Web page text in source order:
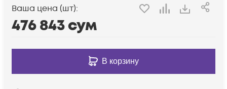
Ваша цена (шт):
476 843сум
В корзину